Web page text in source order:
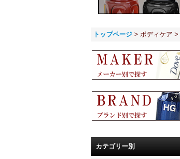
トップページ > ボディケア >
カテゴリー別